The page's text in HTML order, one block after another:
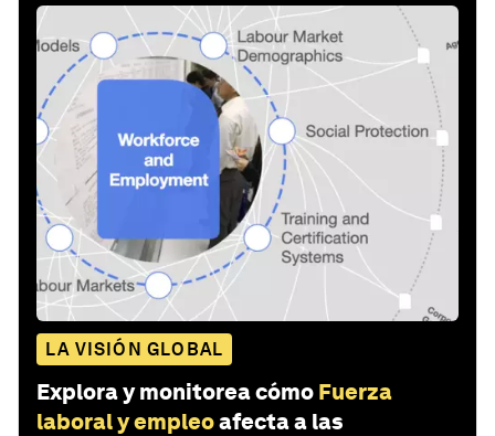
LA VISIÓN GLOBAL
Explora y monitorea cómo Fuerza
laboral y empleoafecta a las